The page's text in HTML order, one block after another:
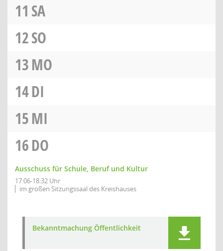
11 SA
12SO
13MO
14DI
15MI
16DO
Ausschuss für Schule, Beruf und Kultur
17:06-18:32 Uhr
im großen Sitzungssaal des Kreishauses
Bekanntmachung Öffentlichkeit